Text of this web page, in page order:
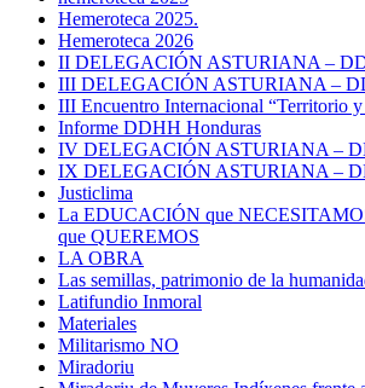
Hemeroteca 2025.
Hemeroteca 2026
II DELEGACIÓN ASTURIANA –
III DELEGACIÓN ASTURIANA –
III Encuentro Internacional “Territorio
Informe DDHH Honduras
IV DELEGACIÓN ASTURIANA –
IX DELEGACIÓN ASTURIANA –
Justiclima
La EDUCACIÓN que
que QUEREMOS
LA OBRA
Las semillas, patrimonio de la
Latifundio Inmoral
Materiales
Militarismo NO
Miradoriu